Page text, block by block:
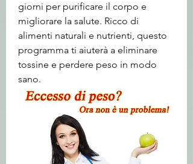
giorni per purificare il corpo e
migliorare la salute. Ricco di
alimenti naturali e nutrienti, questo
programma ti aiuterà a eliminare
tossine e perdere peso in modo
sano.